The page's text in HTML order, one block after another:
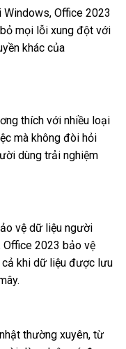
Windows, Office 2023
mọi lỗi xung đột với
khác của
thích với nhiều loại
mà không đòi hỏi
dùng trải nghiệm
vệ dữ liệu người
Office 2023 bảo vệ
cả khi dữ liệu được lưu
thường xuyên, từ